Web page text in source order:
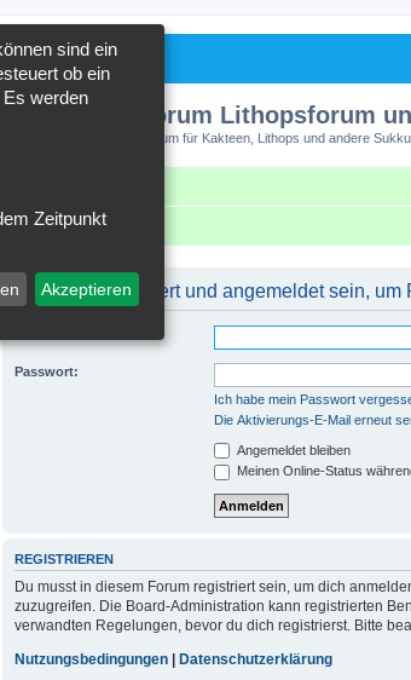
Kakteenforum Lithopsforum
Forum für Kakteen, Lithops und andere
Du musst registriert und angemeldet sein, um
Passwort:
Ich habe mein Passwort
Die Aktivierungs-E-Mail erneut
Angemeldet bleiben
Meinen Online-Status
REGISTRIEREN
Du musst in diesem Forum registriert sein, um dich
zuzugreifen. Die Board-Administration kann registrierten
verwandten Regelungen, bevor du dich registrierst. Bitte
Nutzungsbedingungen
Datenschutzerklärung
sind ein
ob ein
werden
Zeitpunkt
Akzeptieren